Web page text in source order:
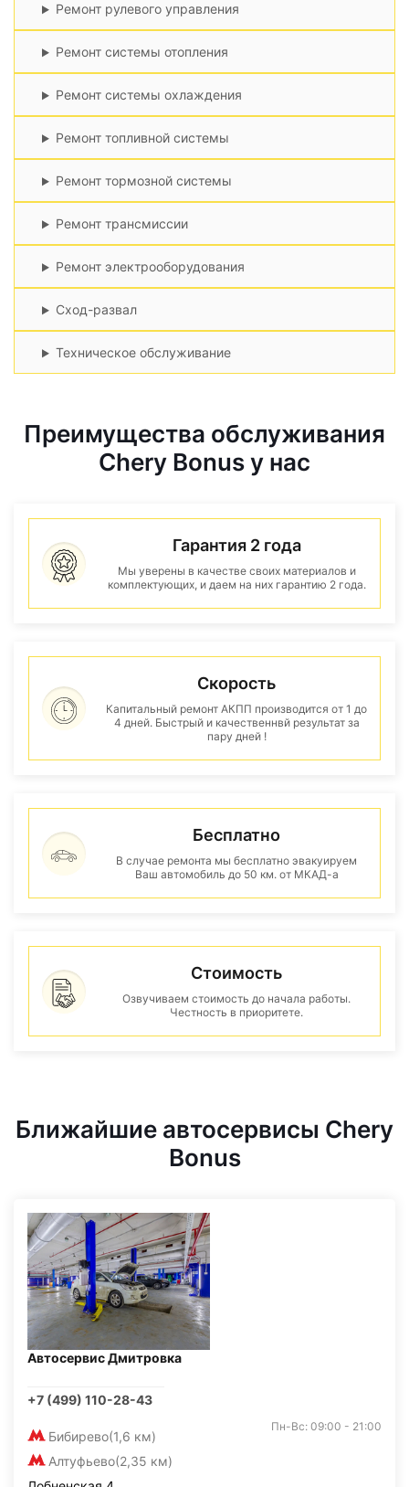
Ремонт рулевого управления
Ремонт системы отопления
Ремонт системы охлаждения
Ремонт топливной системы
Ремонт тормозной системы
Ремонт трансмиссии
Ремонт электрооборудования
Сход-развал
Техническое обслуживание
Преимущества обслуживания
Chery Bonus у нас
Гарантия 2 года
Мы уверены в качестве своих материалов и
комплектующих, и даем на них гарантию 2 года.
Скорость
Капитальный ремонт АКПП производится от 1 до
4 дней. Быстрый и качественнвй результат за
пару дней !
Бесплатно
В случае ремонта мы бесплатно эвакуируем
Ваш автомобиль до 50 км. от МКАД-а
Стоимость
Озвучиваем стоимость до начала работы.
Честность в приоритете.
Ближайшие автосервисы Chery
Bonus
Автосервис Дмитровка
+7 (499) 110-28-43
Бибирево(1,6 км)
Алтуфьево(2,35 км)
Пн-Вс: 09:00 - 21:00